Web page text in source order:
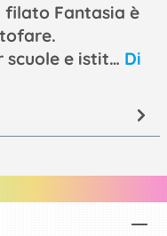
filato Fantasia è
e istit… Di